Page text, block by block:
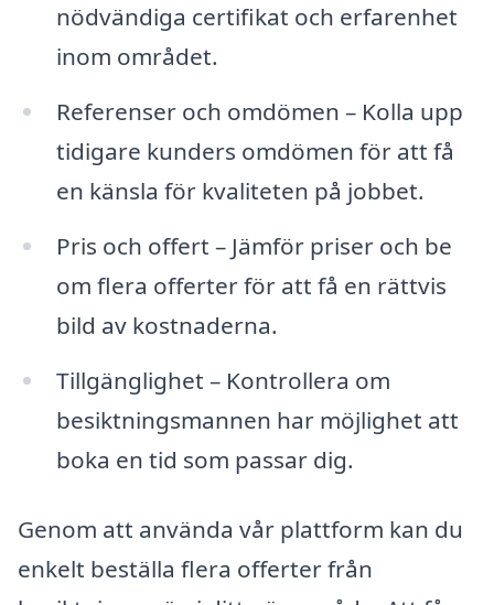
nödvändiga certifikat och erfarenhet
inom området.
Referenser och omdömen – Kolla upp
tidigare kunders omdömen för att få
en känsla för kvaliteten på jobbet.
Pris och offert – Jämför priser och be
om flera offerter för att få en rättvis
bild av kostnaderna.
Tillgänglighet – Kontrollera om
besiktningsmannen har möjlighet att
boka en tid som passar dig.
Genom att använda vår plattform kan du
enkelt beställa flera offerter från